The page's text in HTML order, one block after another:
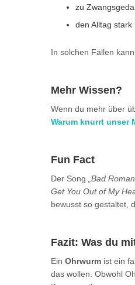
zu
den Alltag
In solchen Fällen
Mehr Wissen?
Wenn du mehr über
Warum knurrt unser
Fun Fact
Der Song „Bad
Get You Out of My
bewusst so gestaltet,
Fazit: Was du
Ein Ohrwurm ist ein
das wollen. Obwohl